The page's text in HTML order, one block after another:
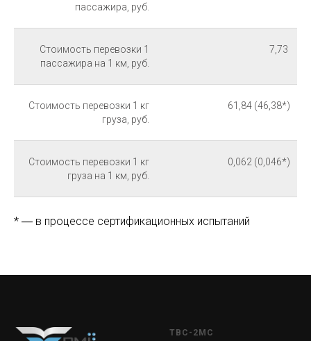
пассажира, руб.​
Стоимость перевозки 1
пассажира на 1 км, руб.​
7,73 ​
Стоимость перевозки 1 кг
груза, руб.​
61,84 (46,38*)​
Стоимость перевозки 1 кг
груза на 1 км, руб.​
0,062 (0,046*)​
* ― в процессе сертификационных испытаний
ТВС-2МС